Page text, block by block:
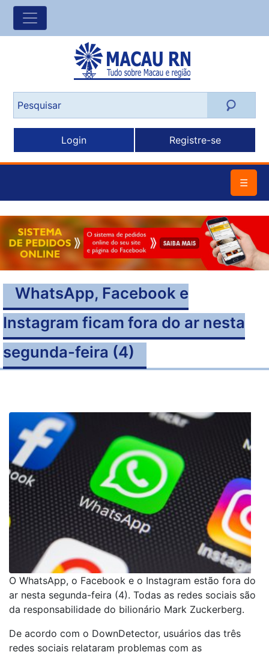
Login Registre-se
☰
WhatsApp, Facebook e
Instagram ficam fora do ar nesta
segunda-feira (4)
O WhatsApp, o Facebook e o Instagram estão fora do
ar nesta segunda-feira (4). Todas as redes sociais são
da responsabilidade do bilionário Mark Zuckerberg.
De acordo com o DownDetector, usuários das três
redes sociais relataram problemas com as